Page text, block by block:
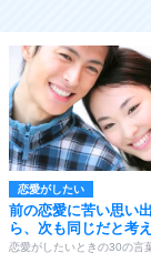
恋愛がしたい
前の恋愛に苦い思い
ら、次も同じだと考え
恋愛がしたいときの30の言